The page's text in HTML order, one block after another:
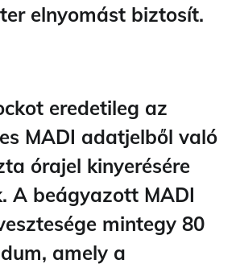
elnyomást biztosít.
eredetileg az
MADI adatjelből való
órajel kinyerésére
A beágyazott MADI
mintegy 80
amely a